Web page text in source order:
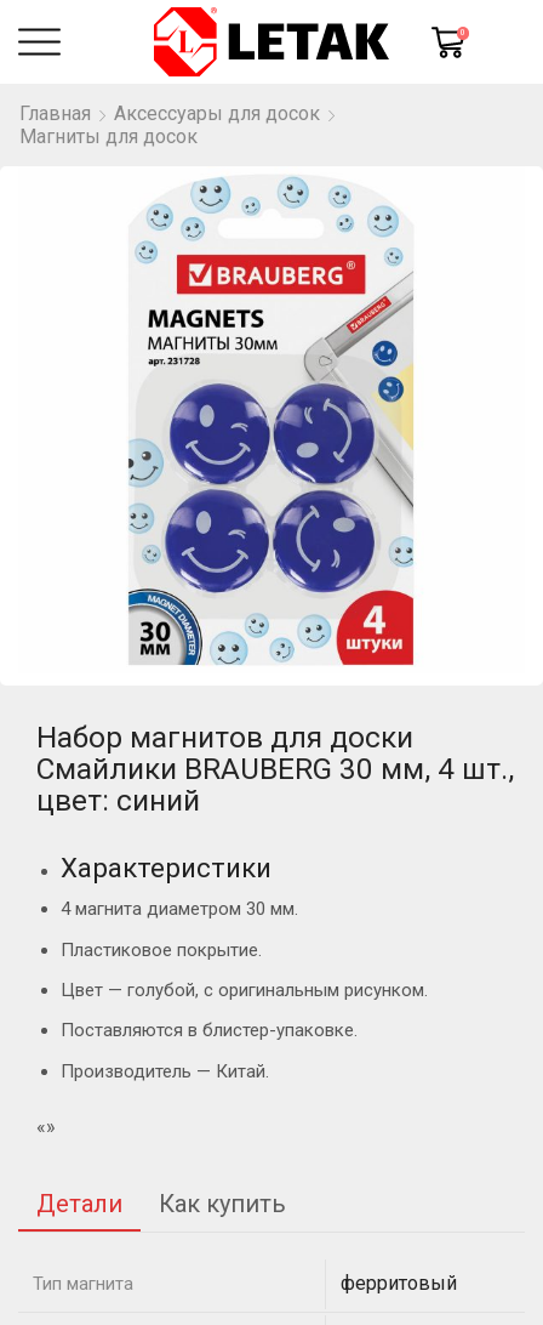
0
Главная
Аксессуары для досок
Магниты для досок
Набор магнитов для доски
Смайлики BRAUBERG 30 мм, 4 шт.,
цвет: синий
Характеристики
4 магнита диаметром 30 мм.
Пластиковое покрытие.
Цвет — голубой, с оригинальным рисунком.
Поставляются в блистер-упаковке.
Производитель — Китай.
«»
Детали Как купить
Тип магнита ферритовый